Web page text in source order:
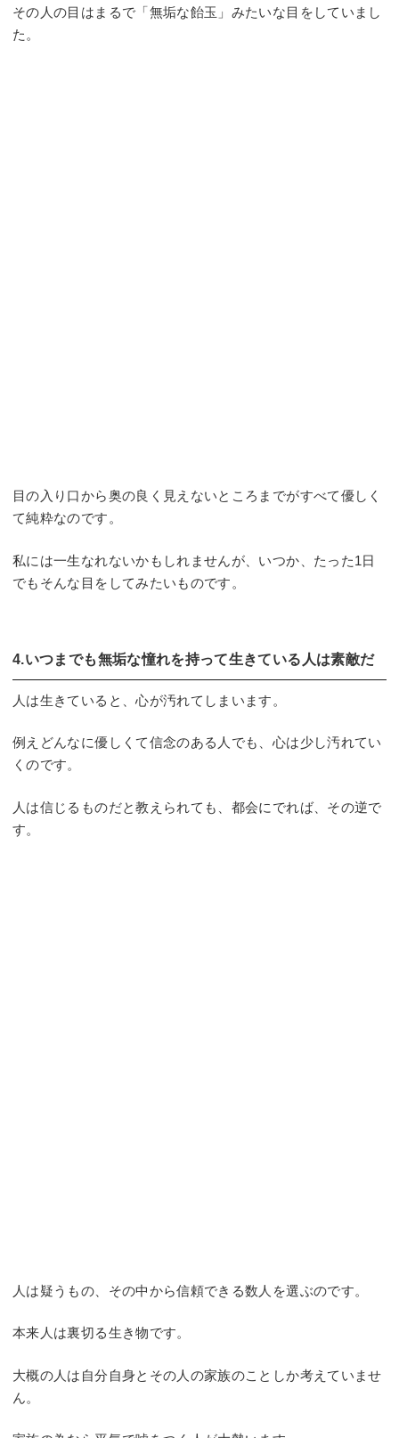
その人の目はまるで「無垢な飴玉」みたいな目をしていまし
た。
目の入り口から奥の良く見えないところまでがすべて優しく
て純粋なのです。
私には一生なれないかもしれませんが、いつか、たった1日
でもそんな目をしてみたいものです。
4.いつまでも無垢な憧れを持って生きている人は素敵だ
人は生きていると、心が汚れてしまいます。
例えどんなに優しくて信念のある人でも、心は少し汚れてい
くのです。
人は信じるものだと教えられても、都会にでれば、その逆で
す。
人は疑うもの、その中から信頼できる数人を選ぶのです。
本来人は裏切る生き物です。
大概の人は自分自身とその人の家族のことしか考えていませ
ん。